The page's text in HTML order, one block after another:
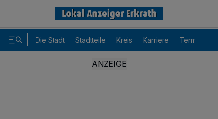
Die Stadt Stadtteile Kreis Karriere Termine